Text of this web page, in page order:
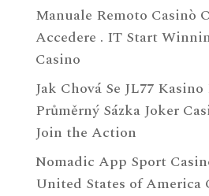
Manuale Remoto Casinò
Accedere . IT Start
Casino
Jak Chová Se JL77
Průměrný Sázka Joker
Join the Action
Nomadic App Sport
United States of America